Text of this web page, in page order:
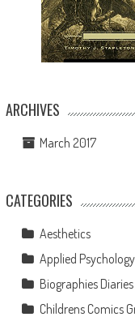
ARCHIVES
March 2017
CATEGORIES
Aesthetics
Applied Psychology
Biographies
Childrens Comics